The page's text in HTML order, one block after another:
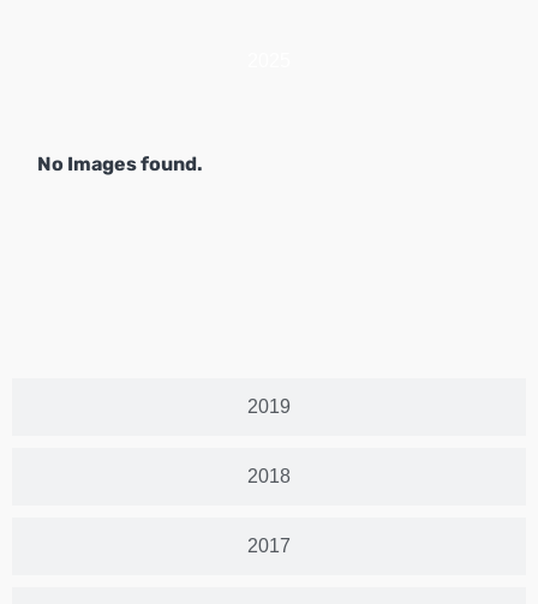
2019
2018
2017
No Images found.